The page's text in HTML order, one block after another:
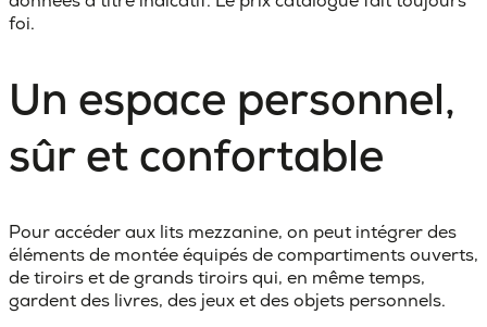
foi.
Un espace personnel,
sûr et confortable
Pour accéder aux lits mezzanine, on peut intégrer des
éléments de montée équipés de compartiments ouverts,
de tiroirs et de grands tiroirs qui, en même temps,
gardent des livres, des jeux et des objets personnels.